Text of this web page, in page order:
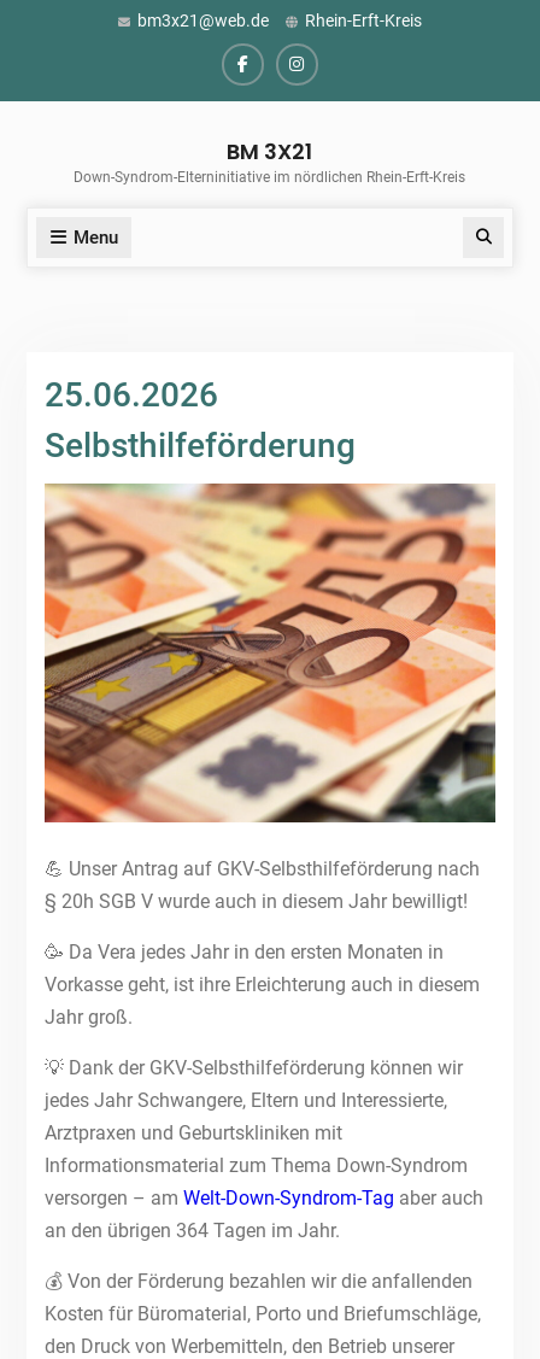
bm3x21@web.de Rhein-Erft-Kreis
FacebookInstagram
BM 3X21
Down-Syndrom-Elterninitiative im nördlichen Rhein-Erft-Kreis
Menu Search
25.06.2026
Selbsthilfeförderung
💪 Unser Antrag auf GKV-Selbsthilfeförderung nach
§ 20h SGB V wurde auch in diesem Jahr bewilligt!
🥳 Da Vera jedes Jahr in den ersten Monaten in
Vorkasse geht, ist ihre Erleichterung auch in diesem
Jahr groß.
💡 Dank der GKV-Selbsthilfeförderung können wir
jedes Jahr Schwangere, Eltern und Interessierte,
Arztpraxen und Geburtskliniken mit
Informationsmaterial zum Thema Down-Syndrom
versorgen – am Welt-Down-Syndrom-Tag aber auch
an den übrigen 364 Tagen im Jahr.
💰 Von der Förderung bezahlen wir die anfallenden
Kosten für Büromaterial, Porto und Briefumschläge,
den Druck von Werbemitteln, den Betrieb unserer